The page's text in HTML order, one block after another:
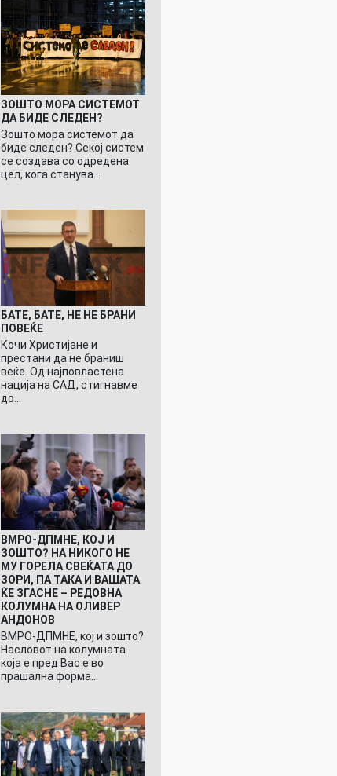
ЗОШТО МОРА СИСТЕМОТ
ДА БИДЕ СЛЕДЕН?
Зошто мора системот да
биде следен? Секој систем
се создава со одредена
цел, кога станува…
БАТЕ, БАТЕ, НЕ НЕ БРАНИ
ПОВЕЌЕ
Кочи Христијане и
престани да не браниш
веќе. Од најповластена
нација на САД, стигнавме
до…
ВМРО-ДПМНЕ, КОЈ И
ЗОШТО? НА НИКОГО НЕ
МУ ГОРЕЛА СВЕЌАТА ДО
ЗОРИ, ПА ТАКА И ВАШАТА
ЌЕ ЗГАСНЕ – РЕДОВНА
КОЛУМНА НА ОЛИВЕР
АНДОНОВ
ВМРО-ДПМНЕ, кој и зошто?
Насловот на колумната
која е пред Вас е во
прашална форма…